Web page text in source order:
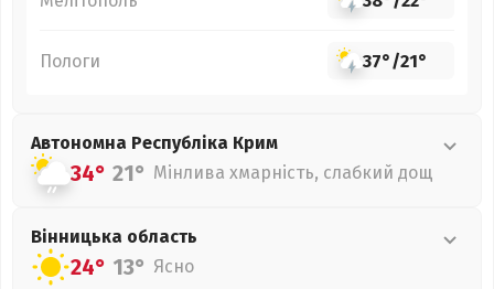
Пологи 37°/21°
Автономна Республіка Крим
34° 21° Мінлива хмарність, слабкий дощ
Вінницька область
24° 13° Ясно